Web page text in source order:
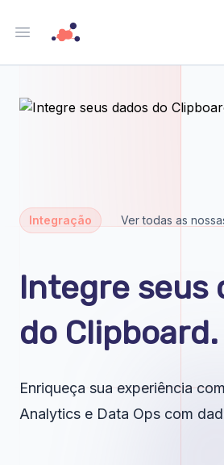
Open main menu
Company
Blog
Integração Ver todas as
Integre seus
do Clipboard.
Enriqueça sua experiência
Analytics e Data Ops com